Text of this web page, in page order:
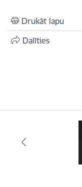
Drukāt lapu
Dalīties